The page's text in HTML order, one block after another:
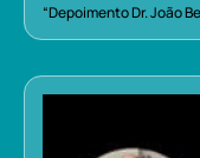
“Depoimento Dr. João